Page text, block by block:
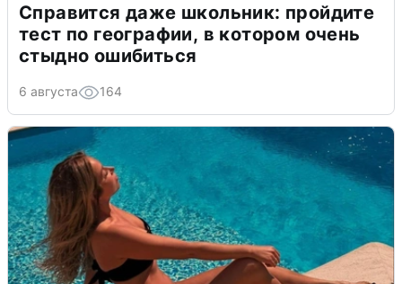
Справится даже школьник: пройдите
тест по географии, в котором очень
стыдно ошибиться
6 августа 164